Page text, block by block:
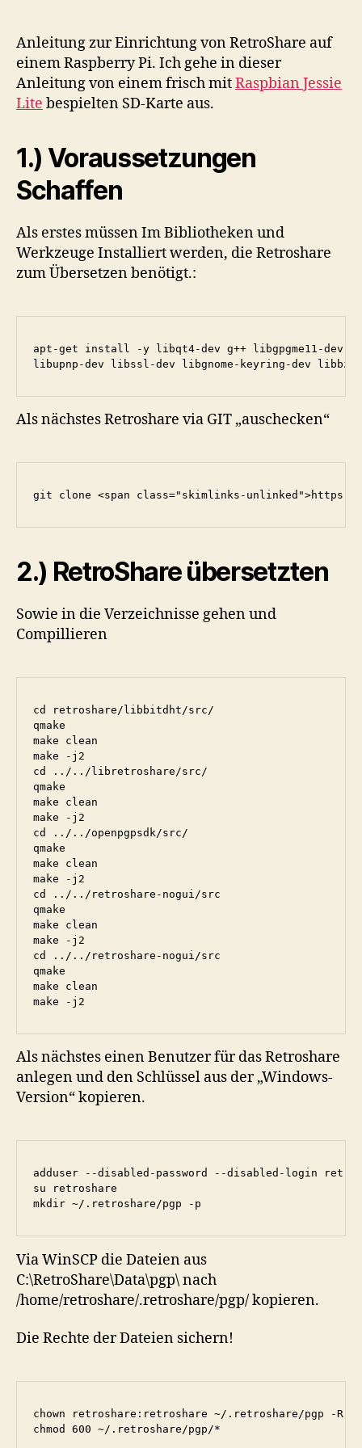
Kompilieren
Anleitung zur Einrichtung von RetroShare auf
einem Raspberry Pi. Ich gehe in dieser
Anleitung von einem frisch mitRaspbian Jessie
Lite bespielten SD-Karte aus.
1.) Voraussetzungen
Schaffen
Als erstes müssen Im Bibliotheken und
Werkzeuge Installiert werden, die Retroshare
zum Übersetzen benötigt.:
apt-get install -y libqt4-dev g++ libgpgme11-dev
libupnp-dev libssl-dev libgnome-keyring-dev
Als nächstes Retroshare via GIT „auschecken“
git clone <span class="skimlinks-unlinked">https://
2.) RetroShare übersetzten
Sowie in die Verzeichnisse gehen und
Compillieren
cd retroshare/libbitdht/src/
qmake
make clean
make -j2
cd ../../libretroshare/src/
qmake
make clean
make -j2
cd ../../openpgpsdk/src/
qmake
make clean
make -j2
cd ../../retroshare-nogui/src
qmake
make clean
make -j2
cd ../../retroshare-nogui/src
qmake
make clean
make -j2
Als nächstes einen Benutzer für das Retroshare
anlegen und den Schlüssel aus der „Windows-
Version“ kopieren.
adduser --disabled-password --disabled-login
su retroshare
mkdir ~/.retroshare/pgp -p
Via WinSCP die Dateien aus
C:\RetroShare\Data\pgp\ nach
/home/retroshare/.retroshare/pgp/ kopieren.
Die Rechte der Dateien sichern!
chown retroshare:retroshare ~/.retroshare/pgp -R
chmod 600 ~/.retroshare/pgp/*